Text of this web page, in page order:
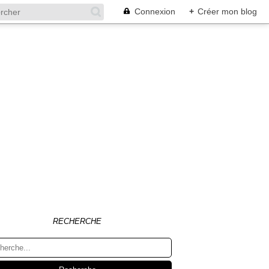
Connexion + Créer mon blog
RECHERCHE